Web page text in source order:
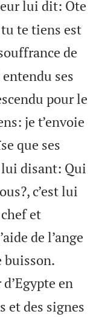
lui dit: Ote
te tiens est
de
ses
pour le
je t’envoie
que ses
lui disant: Qui
c’est lui
et
de l’ange
buisson.
en
et des signes